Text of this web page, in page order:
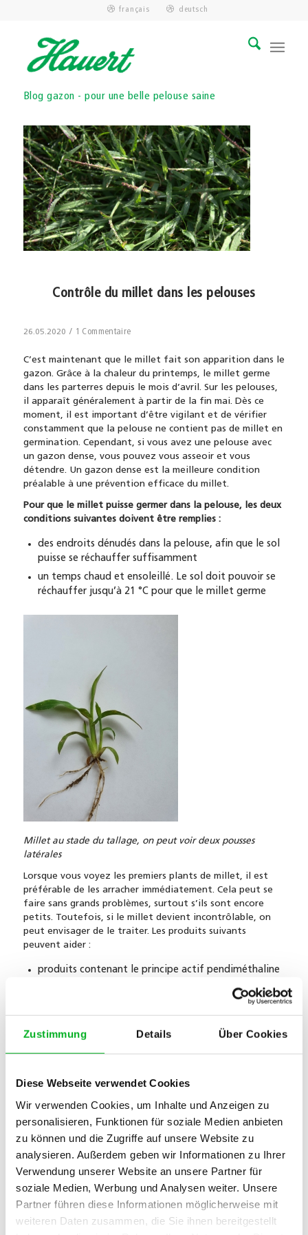
Zustimmung Details Über Cookies
Diese Webseite verwendet Cookies
Wir verwenden Cookies, um Inhalte und Anzeigen zu
personalisieren, Funktionen für soziale Medien anbieten
zu können und die Zugriffe auf unsere Website zu
analysieren. Außerdem geben wir Informationen zu Ihrer
Verwendung unserer Website an unsere Partner für
soziale Medien, Werbung und Analysen weiter. Unsere
Partner führen diese Informationen möglicherweise mit
weiteren Daten zusammen, die Sie ihnen bereitgestellt
français deutsch
Blog gazon - pour une belle pelouse saine
Contrôle du millet dans les pelouses
26.05.2020 / 1 Commentaire
C’est maintenant que le millet fait son apparition dans le
gazon. Grâce à la chaleur du printemps, le millet germe
dans les parterres depuis le mois d’avril. Sur les pelouses,
il apparaît généralement à partir de la fin mai. Dès ce
moment, il est important d’être vigilant et de vérifier
constamment que la pelouse ne contient pas de millet en
germination. Cependant, si vous avez une pelouse avec
un gazon dense, vous pouvez vous asseoir et vous
détendre. Un gazon dense est la meilleure condition
préalable à une prévention efficace du millet.
Pour que le millet puisse germer dans la pelouse, les deux
conditions suivantes doivent être remplies :
des endroits dénudés dans la pelouse, afin que le sol
puisse se réchauffer suffisamment
un temps chaud et ensoleillé. Le sol doit pouvoir se
réchauffer jusqu’à 21 °C pour que le millet germe
Millet au stade du tallage, on peut voir deux pousses
latérales
Lorsque vous voyez les premiers plants de millet, il est
préférable de les arracher immédiatement. Cela peut se
faire sans grands problèmes, surtout s’ils sont encore
petits. Toutefois, si le millet devient incontrôlable, on
peut envisager de le traiter. Les produits suivants
peuvent aider :
produits contenant le principe actif pendiméthaline
de granulés dans les magasins spécialisés. Ils sont
utilisés avant la germination du millet. En effet, le
principe actif empêche la germination des graines de
millet. Le traitement doit donc avoir lieu au début
du printemps.
éthyl : ils sont utilisés à partir du stade de 2 feuilles
jusqu’au tallage (= formation de pousses latérales).
Une fois que le millet a tallé, le traitement n’est plus
possible. Ne pulvérisez pas le produit contre le millet
diurnes supérieures à 25 °C.
Si le millet n’est pas contrôlé dans la pelouse, de
grandes plantes se développeront. Si le gazon est
tondu régulièrement, le millet produit des tiges
florales courtes qui reposent à plat sur le sol. On